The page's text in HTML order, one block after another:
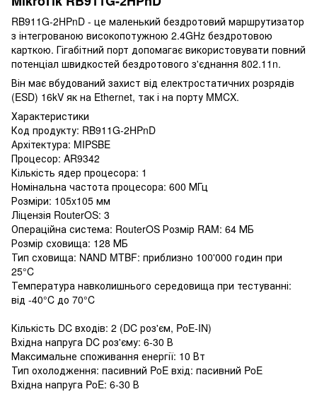
RB911G-2HPnD - це маленький бездротовий маршрутизатор
з інтегрованою високопотужною 2.4GHz бездротовою
карткою. Гігабітний порт допомагає використовувати повний
потенціал швидкостей бездротового з'єднання 802.11n.
Він має вбудований захист від електростатичних розрядів
(ESD) 16kV як на Ethernet, так і на порту MMCX.
Характеристики
Код продукту: RB911G-2HPnD
Архітектура: MIPSBE
Процесор: AR9342
Кількість ядер процесора: 1
Номінальна частота процесора: 600 МГц
Розміри: 105x105 мм
Ліцензія RouterOS: 3
Операційна система: RouterOS Розмір RAM: 64 МБ
Розмір сховища: 128 МБ
Тип сховища: NAND MTBF: приблизно 100'000 годин при
25°C
Температура навколишнього середовища при тестуванні:
від -40°C до 70°C
Кількість DC входів: 2 (DC роз'єм, PoE-IN)
Вхідна напруга DC роз'єму: 6-30 В
Максимальне споживання енергії: 10 Вт
Тип охолодження: пасивний PoE вхід: пасивний PoE
Вхідна напруга PoE: 6-30 В